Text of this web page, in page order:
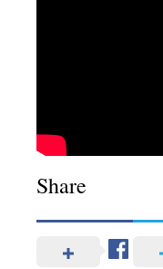
Share